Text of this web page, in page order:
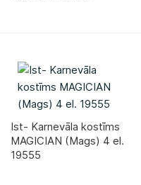
Ist- Karnevāla kostīms
MAGICIAN (Mags) 4 el.
19555